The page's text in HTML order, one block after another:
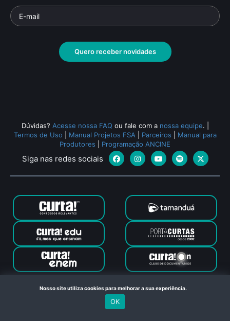
Quero receber novidades
Dúvidas? Acesse nossa FAQ ou fale com a nossa equipe.
Termos de Uso
Manual Projetos FSA Parceiros
Manual para
Produtores
Programação ANCINE
Siga nas redes sociais
Canal Curta © 2024. Todos os direitos reservados. Feito com
no Rio de Janeiro
Nosso site utiliza cookies para melhorar a sua experiência.
OK